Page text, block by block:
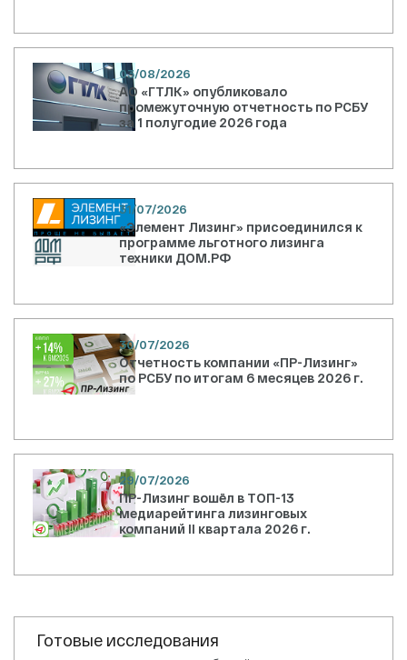
03/08/2026
АО «ГТЛК» опубликовало
промежуточную отчетность по РСБУ
за 1 полугодие 2026 года
31/07/2026
«Элемент Лизинг» присоединился к
программе льготного лизинга
техники ДОМ.РФ
30/07/2026
Отчетность компании «ПР-Лизинг»
по РСБУ по итогам 6 месяцев 2026 г.
29/07/2026
ПР-Лизинг вошёл в ТОП-13
медиарейтинга лизинговых
компаний II квартала 2026 г.
Готовые исследования